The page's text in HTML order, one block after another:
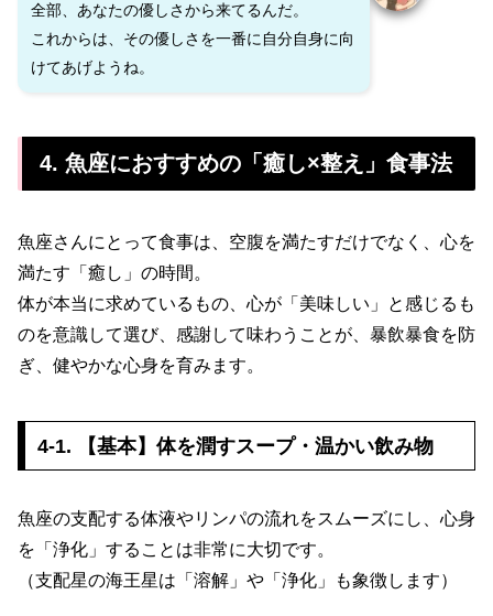
全部、あなたの優しさから来てるんだ。
これからは、その優しさを一番に自分自身に向
けてあげようね。
4. 魚座におすすめの「癒し×整え」食事法
魚座さんにとって食事は、空腹を満たすだけでなく、心を
満たす「癒し」の時間。
体が本当に求めているもの、心が「美味しい」と感じるも
のを意識して選び、感謝して味わうことが、暴飲暴食を防
ぎ、健やかな心身を育みます。
4-1. 【基本】体を潤すスープ・温かい飲み物
魚座の支配する体液やリンパの流れをスムーズにし、心身
を「浄化」することは非常に大切です。
（支配星の海王星は「溶解」や「浄化」も象徴します）